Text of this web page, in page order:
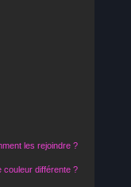
les rejoindre ?
couleur différente ?